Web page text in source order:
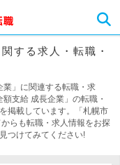
する求人・転職・
業」に関連する転職・求
支給 成長企業」の転職・
掲載しています。「札幌市
らも転職・求人情報をお探
つけてみてください!